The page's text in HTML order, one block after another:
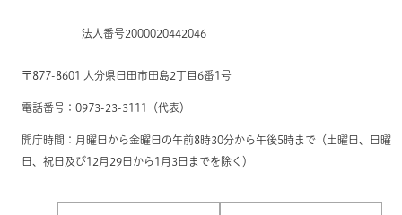
法人番号2000020442046
〒877-8601 大分県日田市田島2丁目6番1号
電話番号：0973-23-3111（代表）
開庁時間：月曜日から金曜日の午前8時30分から午後5時まで（土曜日、日曜
日、祝日及び12月29日から1月3日までを除く）